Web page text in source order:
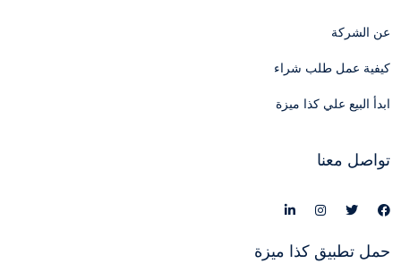
عن الشركة
كيفية عمل طلب شراء
ابدأ البيع علي كذا ميزة
تواصل معنا
حمل تطبيق كذا ميزة